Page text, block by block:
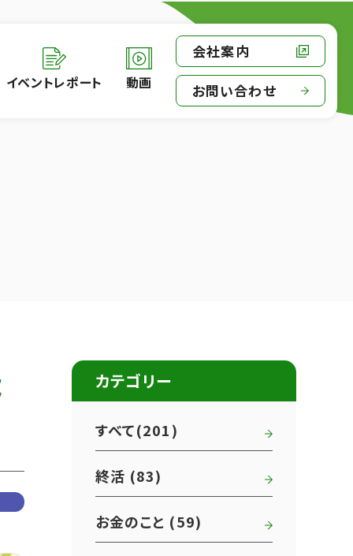
イベントレポート 動画
会社案内
お問い合わせ
カテゴリー
すべて(201)
終活 (83)
お金のこと (59)